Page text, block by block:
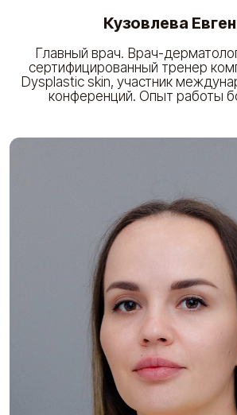
Косметолог-эстетист. Массажист.
Виноградная Тамара